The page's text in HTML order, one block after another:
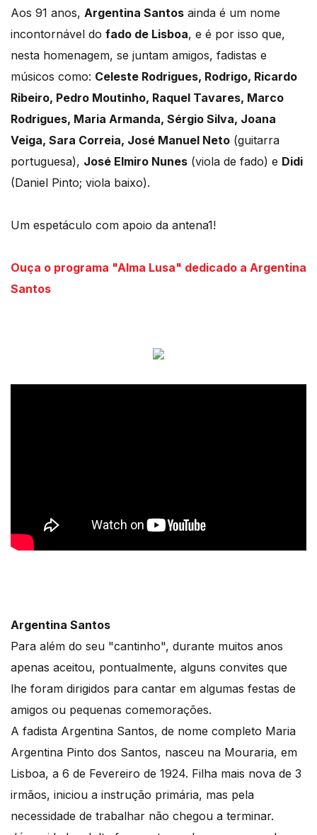
Aos 91 anos, Argentina Santos ainda é um nome
incontornável do fado de Lisboa, e é por isso que,
nesta homenagem, se juntam amigos, fadistas e
músicos como: Celeste Rodrigues, Rodrigo, Ricardo
Ribeiro, Pedro Moutinho, Raquel Tavares, Marco
Rodrigues, Maria Armanda, Sérgio Silva, Joana
Veiga, Sara Correia, José Manuel Neto (guitarra
portuguesa), José Elmiro Nunes (viola de fado) e Didi
(Daniel Pinto; viola baixo).
Um espetáculo com apoio da antena1!
Ouça o programa "Alma Lusa" dedicado a Argentina
Santos
Argentina Santos
Para além do seu "cantinho", durante muitos anos
apenas aceitou, pontualmente, alguns convites que
lhe foram dirigidos para cantar em algumas festas de
amigos ou pequenas comemorações.
A fadista Argentina Santos, de nome completo Maria
Argentina Pinto dos Santos, nasceu na Mouraria, em
Lisboa, a 6 de Fevereiro de 1924. Filha mais nova de 3
irmãos, iniciou a instrução primária, mas pela
necessidade de trabalhar não chegou a terminar.